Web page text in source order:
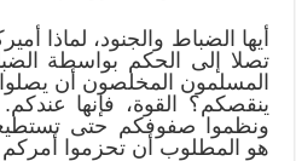
أيها الضباط والجنود، لماذا
تصلا إلى الحكم بواسطة
المسلمون المخلصون أن
ينقصكم؟ القوة، فإنها
ونظموا صفوفكم حتى
هو المطلوب أن تحزموا